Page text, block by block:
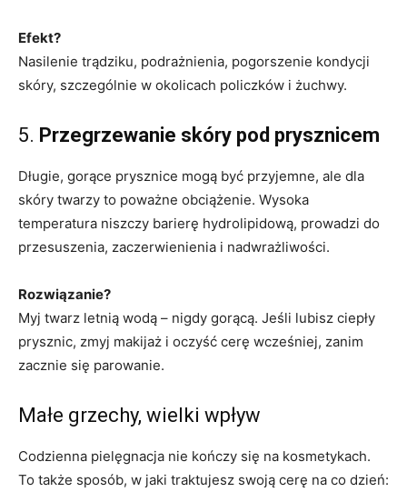
Efekt?
Nasilenie trądziku, podrażnienia, pogorszenie kondycji
skóry, szczególnie w okolicach policzków i żuchwy.
5. Przegrzewanie skóry pod prysznicem
Długie, gorące prysznice mogą być przyjemne, ale dla
skóry twarzy to poważne obciążenie. Wysoka
temperatura niszczy barierę hydrolipidową, prowadzi do
przesuszenia, zaczerwienienia i nadwrażliwości.
Rozwiązanie?
Myj twarz letnią wodą – nigdy gorącą. Jeśli lubisz ciepły
prysznic, zmyj makijaż i oczyść cerę wcześniej, zanim
zacznie się parowanie.
Małe grzechy, wielki wpływ
Codzienna pielęgnacja nie kończy się na kosmetykach.
To także sposób, w jaki traktujesz swoją cerę na co dzień: